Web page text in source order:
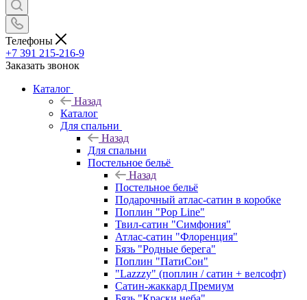
Телефоны
+7 391 215-216-9
Заказать звонок
Каталог
Назад
Каталог
Для спальни
Назад
Для спальни
Постельное бельё
Назад
Постельное бельё
Подарочный атлас-сатин в коробке
Поплин "Pop Line"
Твил-сатин "Симфония"
Атлас-сатин "Флоренция"
Бязь "Родные берега"
Поплин "ПатиСон"
"Lazzzy" (поплин / сатин + велсофт)
Сатин-жаккард Премиум